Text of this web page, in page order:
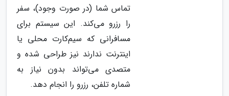
تماس شما (در صورت وجود)، سفر
را رزرو می‌کند. این سیستم برای
مسافرانی که سیم‌کارت محلی یا
اینترنت ندارند نیز طراحی شده و
متصدی می‌تواند بدون نیاز به
شماره تلفن، رزرو را انجام دهد.